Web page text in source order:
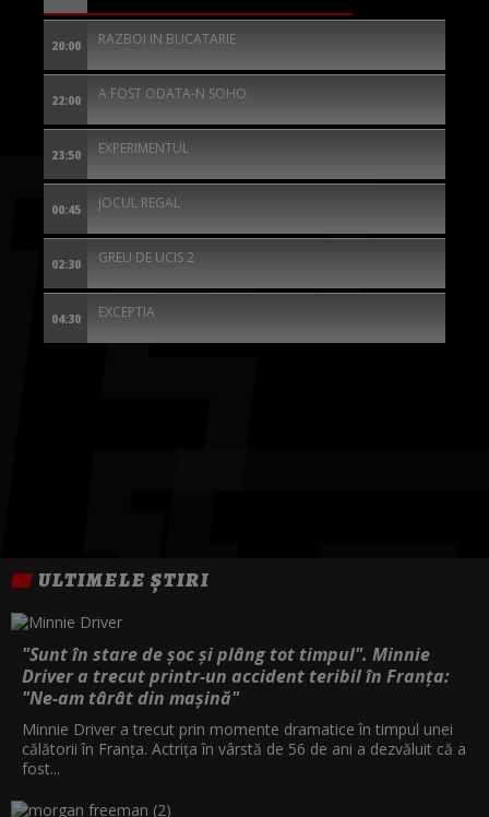
20:00 RAZBOI IN BUCATARIE
22:00 A FOST ODATA-N SOHO
23:50 EXPERIMENTUL
00:45 JOCUL REGAL
02:30 GREU DE UCIS 2
04:30 EXCEPTIA
ULTIMELE ȘTIRI
"Sunt în stare de șoc și plâng tot timpul". Minnie
Driver a trecut printr-un accident teribil în Franța:
"Ne-am târât din mașină"
Minnie Driver a trecut prin momente dramatice în timpul unei
călătorii în Franța. Actrița în vârstă de 56 de ani a dezvăluit că a
fost...